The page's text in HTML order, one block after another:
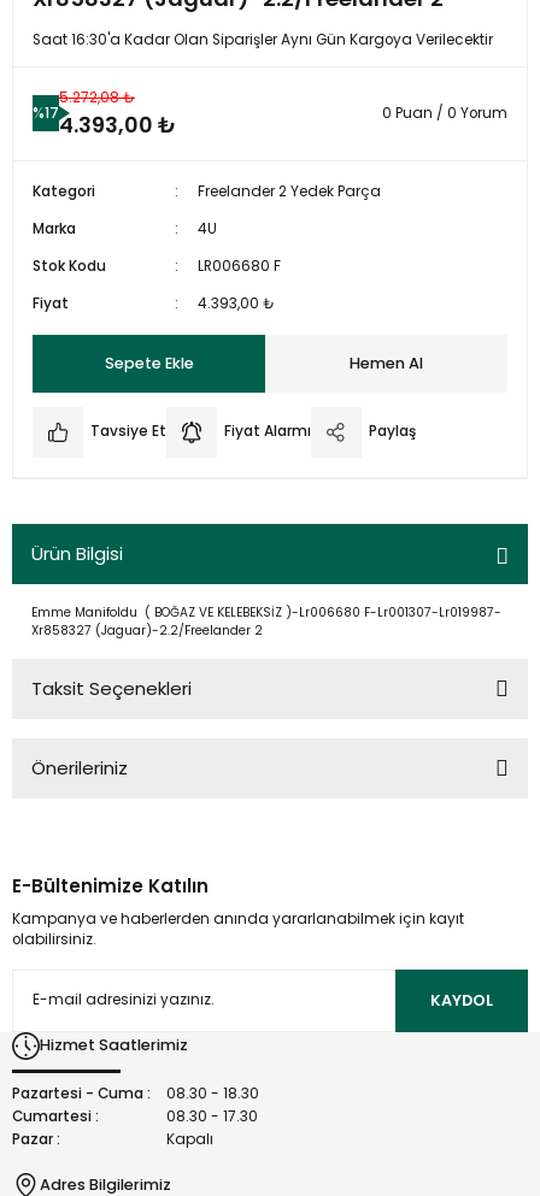
Saat 16:30'a Kadar Olan Siparişler Aynı Gün Kargoya Verilecektir
%17
5.272,08 ₺
4.393,00 ₺ 0 Puan / 0 Yorum
Kategori
Freelander 2 Yedek Parça
Marka
4U
Stok Kodu
LR006680 F
Fiyat
4.393,00 ₺
Sepete Ekle Hemen Al
Tavsiye Et Fiyat Alarmı Paylaş
Ürün Bilgisi
Emme Manifoldu ( BOĞAZ VE KELEBEKSİZ )-Lr006680 F-Lr001307-Lr019987-
Xr858327 (Jaguar)-2.2/Freelander 2
Taksit Seçenekleri
Önerileriniz
kullanarak tarafımıza iletebilirsiniz.
Görüş ve önerileriniz için teşekkür ederiz.
Ürün açıklamasında eksik bilgiler bulunuyor.
Bu ürüne benzer farklı alternatifler olmalı.
E-Bültenimize Katılın
Kampanya ve haberlerden anında yararlanabilmek için kayıt
olabilirsiniz.
KAYDOL
Hizmet Saatlerimiz
Pazartesi - Cuma :
08.30 - 18.30
Cumartesi :
08.30 - 17.30
Pazar :
Kapalı
Adres Bilgilerimiz